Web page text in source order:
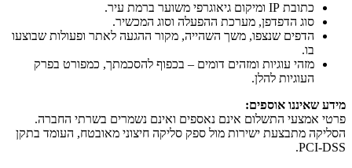
כתובת IP ומיקום גיאוגרפי משוער ברמת עיר.
סוג הדפדפן, מערכת ההפעלה וסוג המכשיר.
הדפים שנצפו, משך השהייה, מקור ההגעה לאתר ופעולות שבוצעו
בו.
מזהי עוגיות ומזהים דומים – בכפוף להסכמתך, כמפורט בפרק
העוגיות להלן.
מידע שאיננו אוספים:
פרטי אמצעי התשלום אינם נאספים ואינם נשמרים בשרתי החברה.
הסליקה מתבצעת ישירות מול ספק סליקה חיצוני מאובטח, העומד בתקן
PCI-DSS.